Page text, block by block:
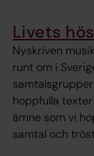
Livets
Nyskriven
runt om i
hoppfulla
ämne som vi
samtal och